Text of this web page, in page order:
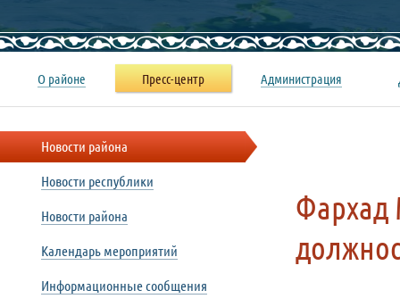
Фархад
Новости района
Новости республики
Новости района
Календарь мероприятий
Информационные сообщения
О районе Пресс-центр Администрация